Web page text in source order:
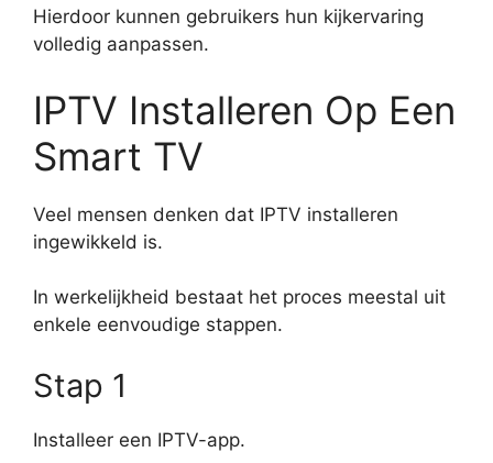
Hierdoor kunnen gebruikers hun kijkervaring
volledig aanpassen.
IPTV Installeren Op Een
Smart TV
Veel mensen denken dat IPTV installeren
ingewikkeld is.
In werkelijkheid bestaat het proces meestal uit
enkele eenvoudige stappen.
Stap 1
Installeer een IPTV-app.